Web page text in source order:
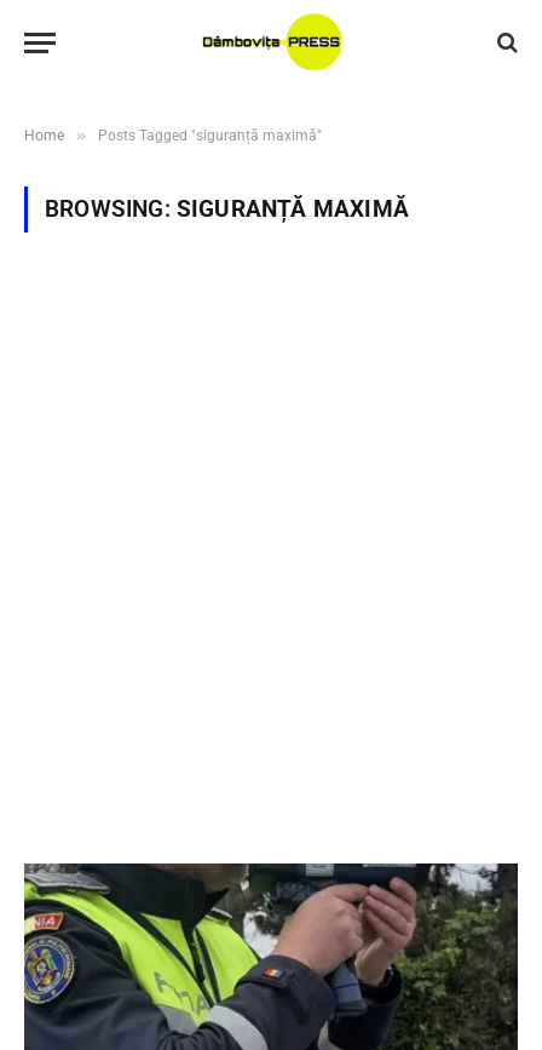
Home » Posts Tagged "siguranță maximă"
BROWSING: SIGURANȚĂ MAXIMĂ